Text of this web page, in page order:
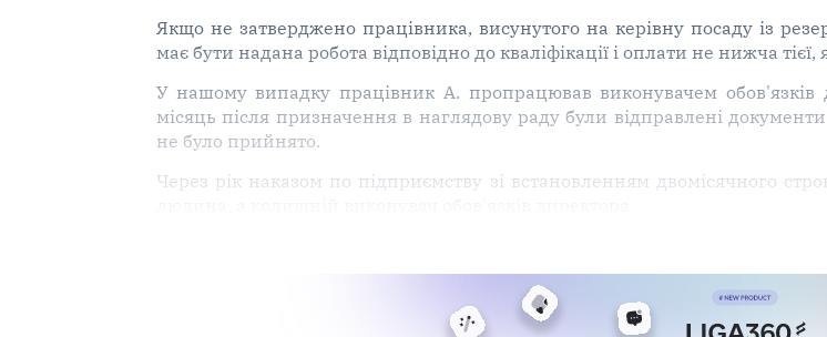
Якщо не затверджено працівника, висунутого на керівну посаду із
має бути надана робота відповідно до кваліфікації і оплати не нижча
У нашому випадку працівник А. пропрацював виконувачем
місяць після призначення в наглядову раду були відправлені
не було прийнято.
Через рік наказом по підприємству зі встановленням двомісячного